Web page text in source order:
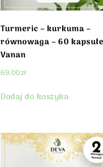
Turmeric – kurkuma –
równowaga – 60
Vanan
69,00zł
Dodaj do koszyka